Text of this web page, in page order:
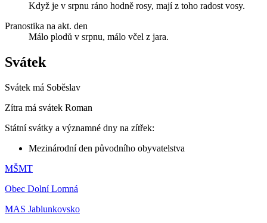
Když je v srpnu ráno hodně rosy, mají z toho radost vosy.
Pranostika na akt. den
Málo plodů v srpnu, málo včel z jara.
Svátek
Svátek má Soběslav
Zítra má svátek Roman
Státní svátky a významné dny na zítřek:
Mezinárodní den původního obyvatelstva
MŠMT
Obec Dolní Lomná
MAS Jablunkovsko